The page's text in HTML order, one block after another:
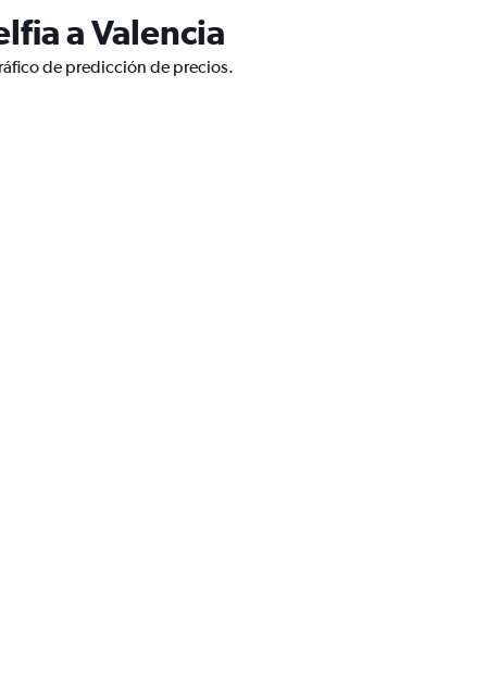
a Valencia
de predicción de precios.